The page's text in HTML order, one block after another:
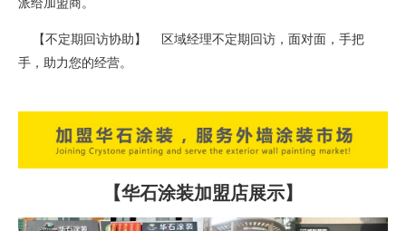
派给加盟商。
【不定期回访协助】 区域经理不定期回访，面对面，手把
手，助力您的经营。
【华石涂装加盟店展示】